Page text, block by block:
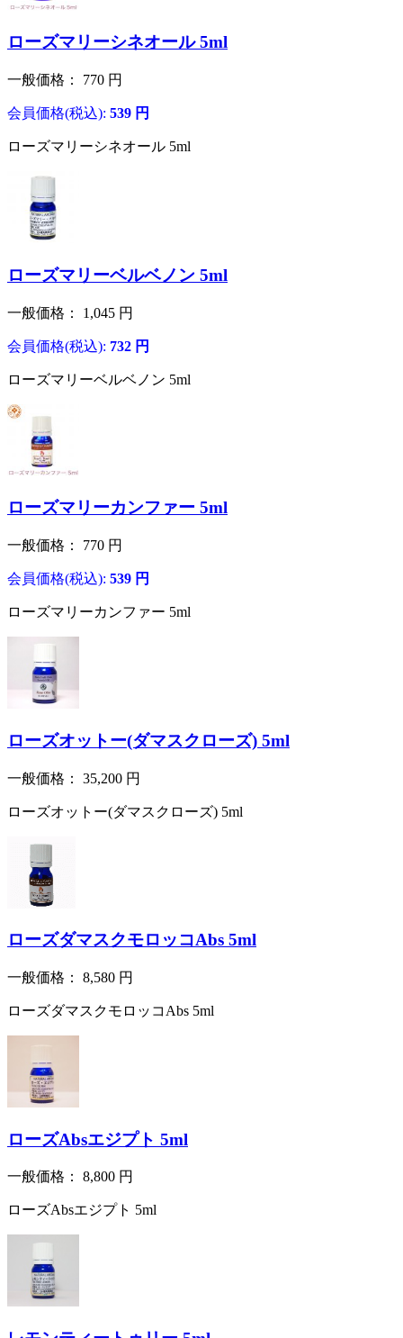
ローズマリーシネオール 5ml
一般価格： 770 円
会員価格(税込): 539 円
ローズマリーシネオール 5ml
ローズマリーベルベノン 5ml
一般価格： 1,045 円
会員価格(税込): 732 円
ローズマリーベルベノン 5ml
ローズマリーカンファー 5ml
一般価格： 770 円
会員価格(税込): 539 円
ローズマリーカンファー 5ml
ローズオットー(ダマスクローズ) 5ml
一般価格： 35,200 円
ローズオットー(ダマスクローズ) 5ml
ローズダマスクモロッコAbs 5ml
一般価格： 8,580 円
ローズダマスクモロッコAbs 5ml
ローズAbsエジプト 5ml
一般価格： 8,800 円
ローズAbsエジプト 5ml